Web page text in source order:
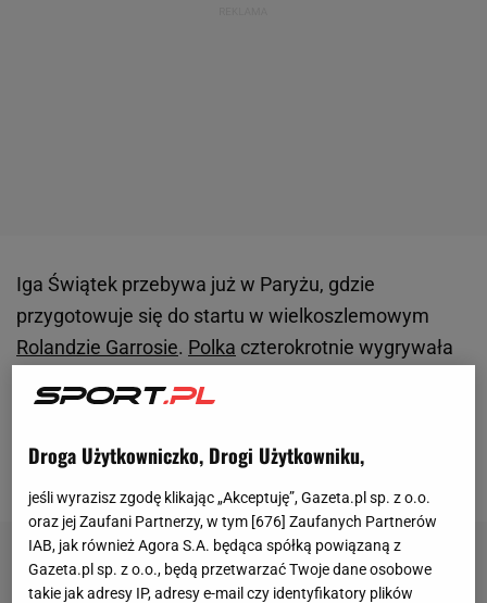
Iga Świątek przebywa już w Paryżu, gdzie
przygotowuje się do startu w wielkoszlemowym
Rolandzie Garrosie. Polka czterokrotnie wygrywała
roku. Świątek na swoim profilu w mediach
maja) film z okazji Światowego Dnia Fair Play.
Droga Użytkowniczko, Drogi Użytkowniku,
jeśli wyrazisz zgodę klikając „Akceptuję”, Gazeta.pl sp. z o.o.
oraz jej Zaufani Partnerzy, w tym [676] Zaufanych Partnerów
IAB, jak również Agora S.A. będąca spółką powiązaną z
Gazeta.pl sp. z o.o., będą przetwarzać Twoje dane osobowe
takie jak adresy IP, adresy e-mail czy identyfikatory plików